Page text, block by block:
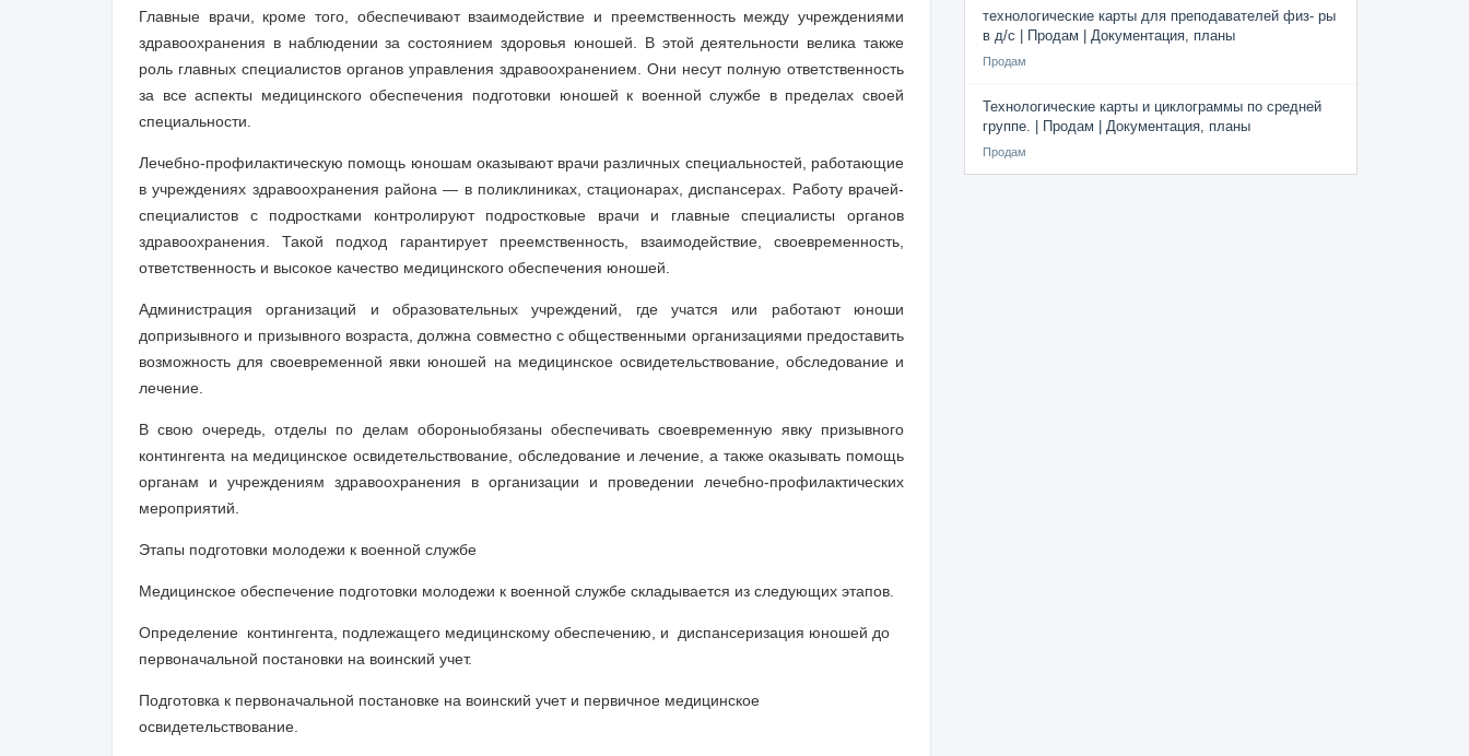
Главные врачи, кроме того, обеспечивают взаимодействие и преемственность между учреждениями
здравоохранения в наблюдении за состоянием здоровья юношей. В этой деятельности велика также
роль главных специалистов органов управления здравоохранением. Они несут полную ответственность
за все аспекты медицинского обеспечения подготовки юношей к военной службе в пределах своей
специальности.
Лечебно-профилактическую помощь юношам оказывают врачи различных специальностей, работающие
в учреждениях здравоохранения района — в поликлиниках, стационарах, диспансерах. Работу врачей-
специалистов с подростками контролируют подростковые врачи и главные специалисты органов
здравоохранения. Такой подход гарантирует преемственность, взаимодействие, своевременность,
ответственность и высокое качество медицинского обеспечения юношей.
Администрация организаций и образовательных учреждений, где учатся или работают юноши
допризывного и призывного возраста, должна совместно с общественными организациями предоставить
возможность для своевременной явки юношей на медицинское освидетельствование, обследование и
лечение.
В свою очередь, отделы по делам обороныобязаны обеспечивать своевременную явку призывного
контингента на медицинское освидетельствование, обследование и лечение, а также оказывать помощь
органам и учреждениям здравоохранения в организации и проведении лечебно-профилактических
мероприятий.
Этапы подготовки молодежи к военной службе
Медицинское обеспечение подготовки молодежи к военной службе складывается из следующих этапов.
Определение контингента, подлежащего медицинскому обеспечению, и диспансеризация юношей до
первоначальной постановки на воинский учет.
Подготовка к первоначальной постановке на воинский учет и первичное медицинское
освидетельствование.
технологические карты для преподавателей физ- ры
в д/с | Продам | Документация, планы
Продам
Технологические карты и циклограммы по средней
группе. | Продам | Документация, планы
Продам